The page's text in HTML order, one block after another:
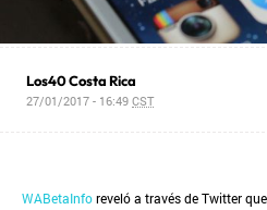
Los40 Costa Rica
27/01/2017 - 16:49CST
WABetaInforeveló a través de Twitter